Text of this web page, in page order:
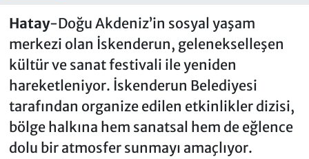
Hatay-Doğu Akdeniz’in sosyal yaşam
merkezi olan İskenderun, gelenekselleşen
kültür ve sanat festivali ile yeniden
hareketleniyor. İskenderun Belediyesi
tarafından organize edilen etkinlikler dizisi,
bölge halkına hem sanatsal hem de eğlence
dolu bir atmosfer sunmayı amaçlıyor.